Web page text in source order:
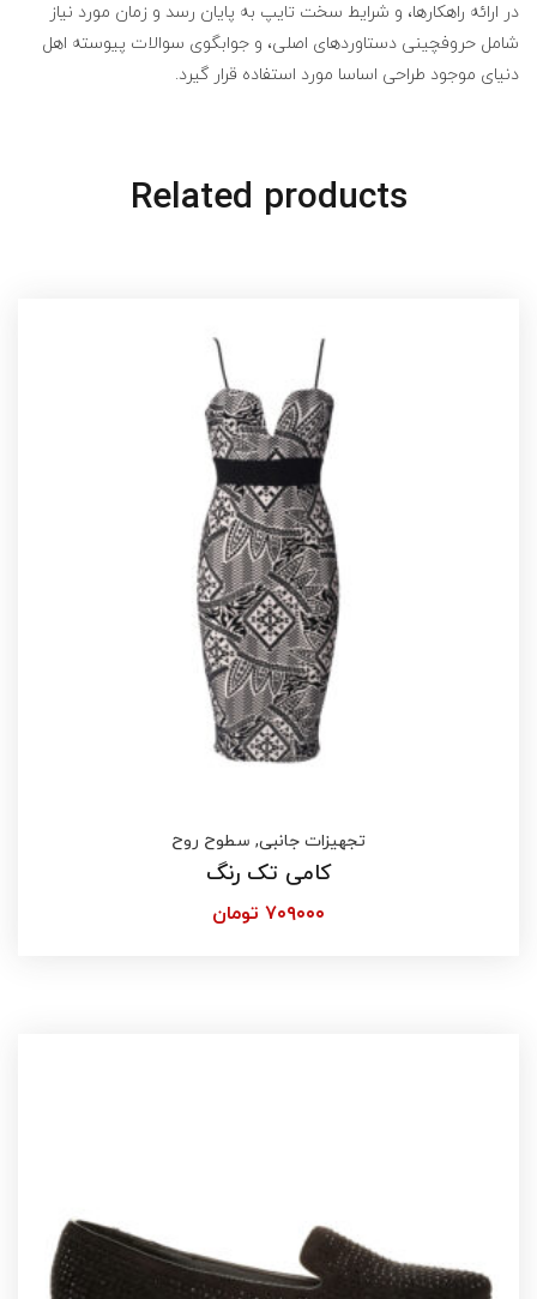
در ارائه راهکارها، و شرایط سخت تایپ به پایان رسد و زمان مورد نیاز
شامل حروفچینی دستاوردهای اصلی، و جوابگوی سوالات پیوسته اهل
دنیای موجود طراحی اساسا مورد استفاده قرار گیرد.
Related products
تجهیزات جانبی, سطوح روح
کامی تک رنگ
۷۰۹۰۰۰ تومان